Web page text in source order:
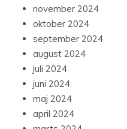
november 2024
oktober 2024
september 2024
august 2024
juli 2024
juni 2024
maj 2024
april 2024